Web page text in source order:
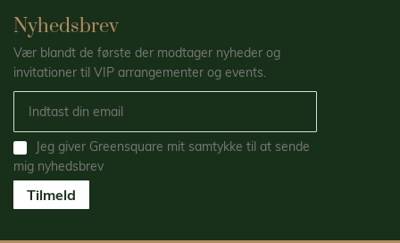
Nyhedsbrev
Vær blandt de første der modtager nyheder og
invitationer til VIP arrangementer og events.
Jeg giver Greensquare mit samtykke til at sende
mig nyhedsbrev
Tilmeld